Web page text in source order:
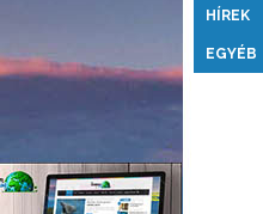
HÍREK
EGYÉB